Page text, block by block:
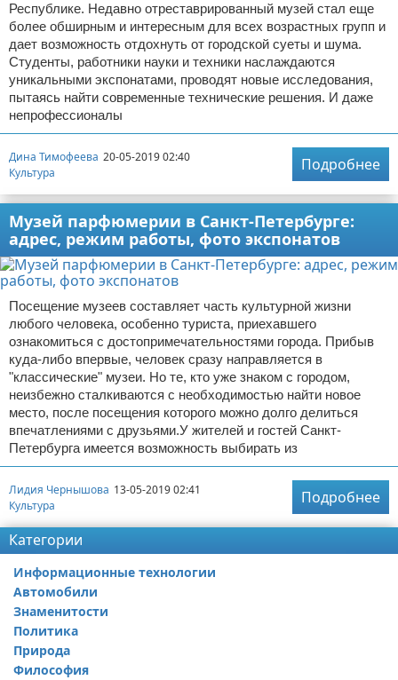
Республике. Недавно отреставрированный музей стал еще
более обширным и интересным для всех возрастных групп и
дает возможность отдохнуть от городской суеты и шума.
Студенты, работники науки и техники наслаждаются
уникальными экспонатами, проводят новые исследования,
пытаясь найти современные технические решения. И даже
непрофессионалы
Дина Тимофеева 20-05-2019 02:40
Культура
Подробнее
Музей парфюмерии в Санкт-Петербурге:
адрес, режим работы, фото экспонатов
Посещение музеев составляет часть культурной жизни
любого человека, особенно туриста, приехавшего
ознакомиться с достопримечательностями города. Прибыв
куда-либо впервые, человек сразу направляется в
"классические" музеи. Но те, кто уже знаком с городом,
неизбежно сталкиваются с необходимостью найти новое
место, после посещения которого можно долго делиться
впечатлениями с друзьями.У жителей и гостей Санкт-
Петербурга имеется возможность выбирать из
Лидия Чернышова 13-05-2019 02:41
Культура
Подробнее
Категории
Информационные технологии
Автомобили
Знаменитости
Политика
Природа
Философия